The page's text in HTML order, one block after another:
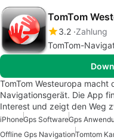
TomTom
3.2 Zahlung
TomTom-
TomTom Westeuropa macht
Navigationsgerät. Die App
Interest und zeigt den Weg
iPhoneGps SoftwareGps
Offline Gps NavigationTomtom